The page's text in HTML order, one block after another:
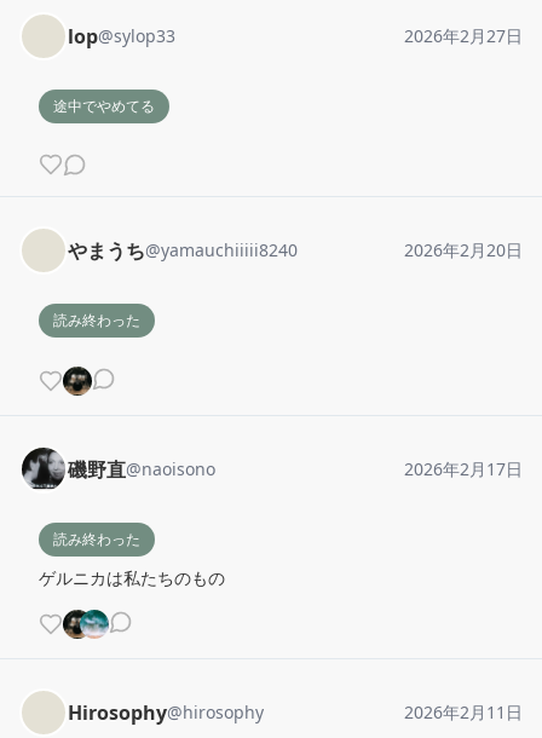
lop@sylop33 2026年2月27日
途中でやめてる
やまうち@yamauchiiiii8240 2026年2月20日
読み終わった
磯野直@naoisono 2026年2月17日
読み終わった
ゲルニカは私たちのもの
Hirosophy@hirosophy 2026年2月11日